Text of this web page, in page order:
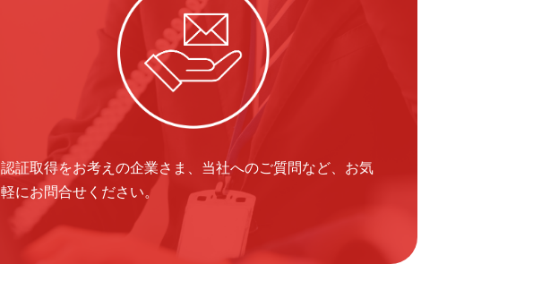
認証取得をお考えの企業さま、当社へのご質問など、お気
軽にお問合せください。